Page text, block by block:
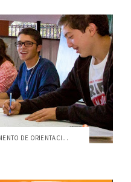
DE ORIENTACI...